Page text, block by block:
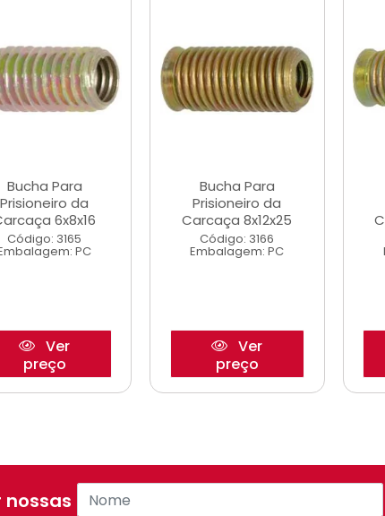
Bucha Para
Prisioneiro da
6x8x16
Código: 3165
PC
Ver
preço
Bucha Para
Prisioneiro da
Carcaça 8x12x25
Código: 3166
Embalagem: PC
Ver
preço
ofertas!